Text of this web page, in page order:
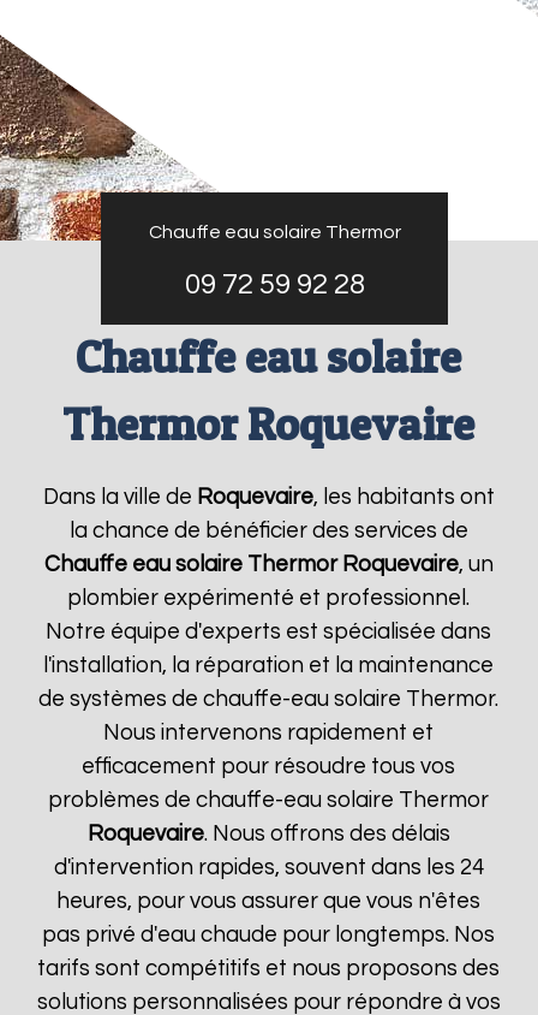
Chauffe eau solaire Thermor
09 72 59 92 28
Chauffe eau solaire
Thermor Roquevaire
Dans la ville de Roquevaire, les habitants ont
la chance de bénéficier des services de
Chauffe eau solaire Thermor Roquevaire, un
plombier expérimenté et professionnel.
Notre équipe d'experts est spécialisée dans
l'installation, la réparation et la maintenance
de systèmes de chauffe-eau solaire Thermor.
Nous intervenons rapidement et
efficacement pour résoudre tous vos
problèmes de chauffe-eau solaire Thermor
Roquevaire. Nous offrons des délais
d'intervention rapides, souvent dans les 24
heures, pour vous assurer que vous n'êtes
pas privé d'eau chaude pour longtemps. Nos
tarifs sont compétitifs et nous proposons des
solutions personnalisées pour répondre à vos